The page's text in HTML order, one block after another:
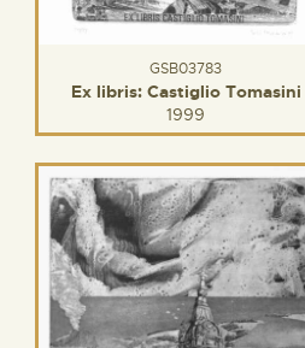
GSB03783
Ex libris: Castiglio Tomasini
1999